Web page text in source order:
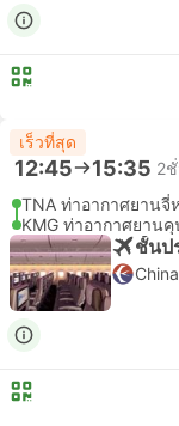
เร็วที่สุด
12:45 15:35 2
TNA ท่าอากาศยานจี่
KMG ท่าอากาศยาน
ชั้นป